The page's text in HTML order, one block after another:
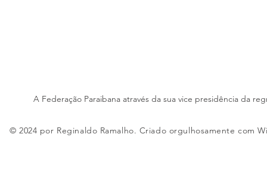
A Federação Paraibana através da sua vice presidência da
© 2024 por Reginaldo Ramalho. Criado orgulhosamente com